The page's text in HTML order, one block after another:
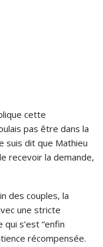
cette
pas être dans la
suis dit que Mathieu
recevoir la demande,
des couples, la
une stricte
s’est “enfin
récompensée.